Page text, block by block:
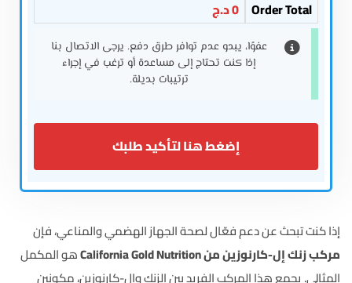
Order Total
0د.ج
عفوًا، يبدو عدم توافر طرق دفع. يرجى الاتصال بنا
إذا كنت تحتاج إلى مساعدة أو ترغب في إجراء
ترتيبات بديلة.
إضغط هنا لتأكيد طلبك
إذا كنت تبحث عن دعم فعّال لصحة الجهاز الهضمي والمناعي، فإن
مركب زنك إل-كارنوزين من California Gold Nutrition
هو المكمل
المثالي. يجمع هذا المركب الفريد بين الزنك وإل-كارنوزين، مكونين